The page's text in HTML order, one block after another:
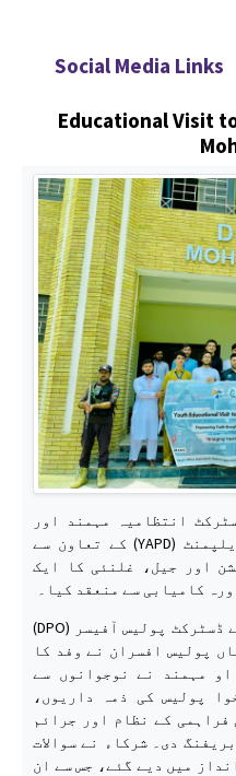
Social Media Links
Educational Visit
انتظامیہ مہمند اور
یوتھ الائنس فار پیس اینڈ ڈویلپمنٹ (YAPD) کے تعاون سے
اور جیل، غلنئی کا ایک
کامیابی سے منعقد کیا۔
نوجوانوں کے وفد نے سب سے پہلے ڈسٹرکٹ پولیس آفیسر (DPO)
پولیس افسران نے وفد کا
مہمند نے نوجوانوں سے
پولیس کی ذمہ داریوں،
کے نظام اور جرائم
دی۔ شرکاء نے سوالات
میں دیے گئے، جس سے ان